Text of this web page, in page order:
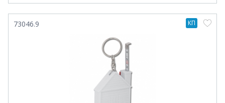
73046.9 КП